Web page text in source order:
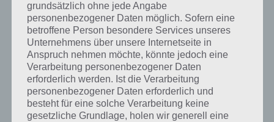
Hassbrief lesen
Roger
Meyers Jr.
Mit einer Zigarre entspannen
Roger
Meyers Jr.
Kryste Stück vorführen und Roger
Meyers Jr. die Animateure
anschreien
Roger
Meyers Jr.,
Krusty
grundsätzlich ohne jede Angabe
personenbezogener Daten möglich. Sofern eine
betroffene Person besondere Services unseres
Unternehmens über unsere Internetseite in
Anspruch nehmen möchte, könnte jedoch eine
Verarbeitung personenbezogener Daten
erforderlich werden. Ist die Verarbeitung
personenbezogener Daten erforderlich und
besteht für eine solche Verarbeitung keine
gesetzliche Grundlage, holen wir generell eine